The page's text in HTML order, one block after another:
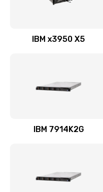
IBM x3950 X5
IBM 7914K2G